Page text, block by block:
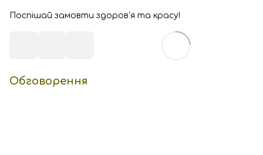
Поспішай замовти здоров‘я та красу!
Обговорення